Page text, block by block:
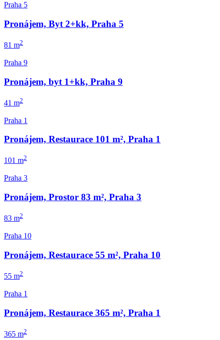
Praha 5
Pronájem, Byt 2+kk, Praha 5
81 m2
Praha 9
Pronájem, byt 1+kk, Praha 9
41 m2
Praha 1
Pronájem, Restaurace 101 m², Praha 1
101 m2
Praha 3
Pronájem, Prostor 83 m², Praha 3
83 m2
Praha 10
Pronájem, Restaurace 55 m², Praha 10
55 m2
Praha 1
Pronájem, Restaurace 365 m², Praha 1
365 m2